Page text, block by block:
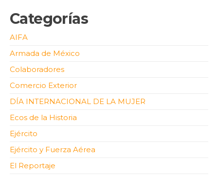
Categorías
AIFA
Armada de México
Colaboradores
Comercio Exterior
DÍA INTERNACIONAL DE LA MUJER
Ecos de la Historia
Ejército
Ejército y Fuerza Aérea
El Reportaje